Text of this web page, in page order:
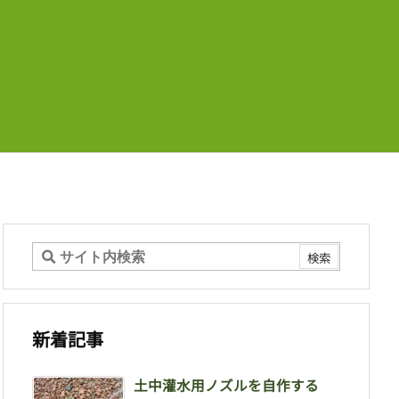
新着記事
土中灌水用ノズルを自作する